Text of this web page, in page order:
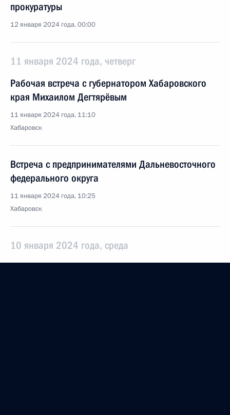
прокуратуры
12 января 2024 года, 00:00
11 января 2024 года, четверг
Рабочая встреча с губернатором Хабаровского
края Михаилом Дегтярёвым
11 января 2024 года, 11:10
Хабаровск
Встреча с предпринимателями Дальневосточного
федерального округа
11 января 2024 года, 10:25
Хабаровск
10 января 2024 года, среда